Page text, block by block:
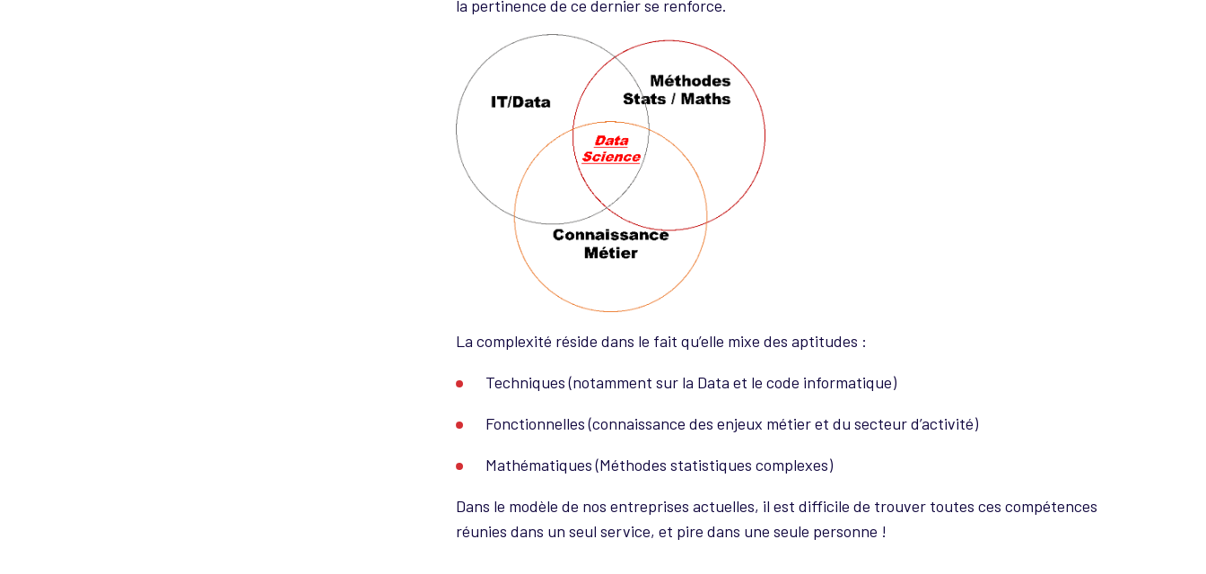
la pertinence de ce dernier se renforce.
La complexité réside dans le fait qu’elle mixe des aptitudes :
Techniques (notamment sur la Data et le code informatique)
Fonctionnelles (connaissance des enjeux métier et du secteur d’activité)
Mathématiques (Méthodes statistiques complexes)
Dans le modèle de nos entreprises actuelles, il est difficile de trouver toutes ces compétences
réunies dans un seul service, et pire dans une seule personne !